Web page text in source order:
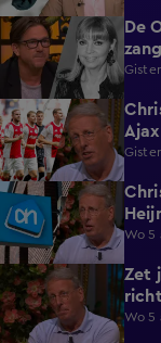
0:36
De
(79)
1:11
2:19
Wo 5
0:38
Zet
Wo 5